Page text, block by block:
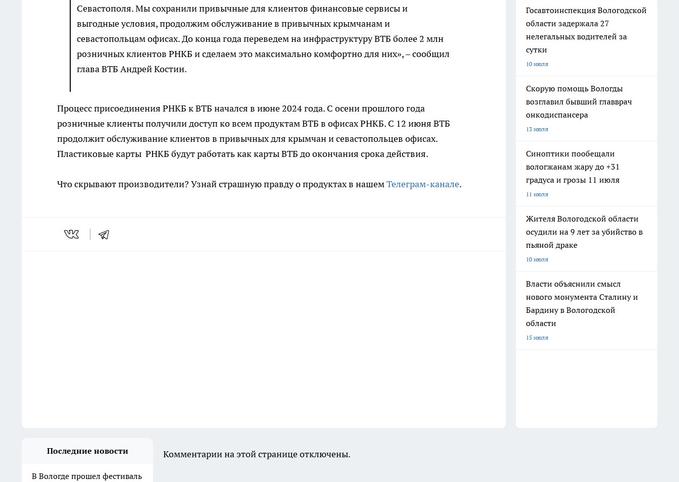
Севастополя. Мы сохранили привычные для клиентов финансовые сервисы и
выгодные условия, продолжим обслуживание в привычных крымчанам и
севастопольцам офисах. До конца года переведем на инфраструктуру ВТБ более 2 млн
розничных клиентов РНКБ и сделаем это максимально комфортно для них», – сообщил
глава ВТБ Андрей Костин.
Процесс присоединения РНКБ к ВТБ начался в июне 2024 года. С осени прошлого года
розничные клиенты получили доступ ко всем продуктам ВТБ в офисах РНКБ. С 12 июня ВТБ
продолжит обслуживание клиентов в привычных для крымчан и севастопольцев офисах.
Пластиковые карты РНКБ будут работать как карты ВТБ до окончания срока действия.
Что скрывают производители? Узнай страшную правду о продуктах в нашемТелеграм-канале.
Госавтоинспекция Вологодской
области задержала 27
нелегальных водителей за
сутки
10 июля
Скорую помощь Вологды
возглавил бывший главврач
онкодиспансера
13 июля
Синоптики пообещали
вологжанам жару до +31
градуса и грозы 11 июля
11 июля
Жителя Вологодской области
осудили на 9 лет за убийство в
пьяной драке
10 июля
Власти объяснили смысл
нового монумента Сталину и
Бардину в Вологодской
области
15 июля
Последние новости
В Вологде прошел фестиваль
Комментарии на этой странице отключены.